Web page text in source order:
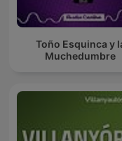
Toño Esquinca y
Muchedumbre